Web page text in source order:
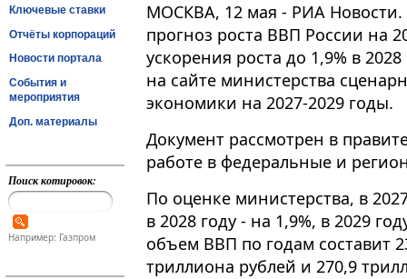
Ключевые ставки
Отчёты корпораций
Новости портала
События и
мероприятия
Доп. материалы
Поиск котировок:
Например: Газпром
МОСКВА, 12 мая - РИА
прогноз роста ВВП России на
ускорения роста до 1,9% в
на сайте министерства
экономики на 2027-2029 годы.
Документ рассмотрен в
работе в федеральные и
По оценке министерства, в
в 2028 году - на 1,9%, в 2029
объем ВВП по годам составит
триллиона рублей и 270,9